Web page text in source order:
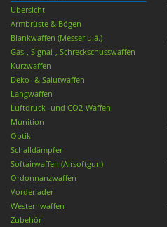
Übersicht
Armbrüste & Bögen
Blankwaffen (Messer u.ä.)
Gas-, Signal-, Schreckschusswaffen
Kurzwaffen
Deko- & Salutwaffen
Langwaffen
Luftdruck- und CO2-Waffen
Munition
Optik
Schalldämpfer
Softairwaffen (Airsoftgun)
Ordonnanzwaffen
Vorderlader
Westernwaffen
Zubehör